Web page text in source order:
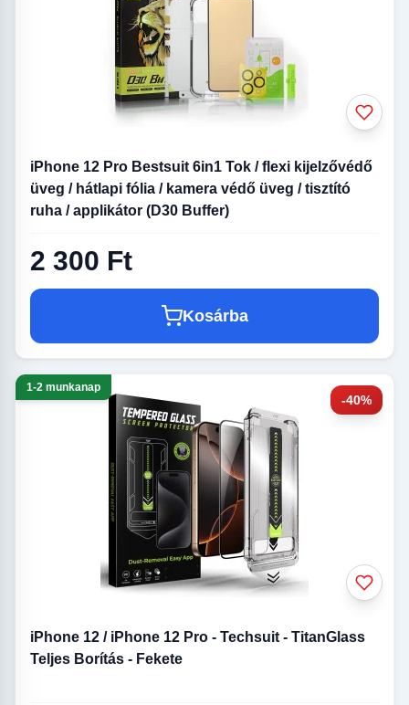
iPhone 12 Pro Bestsuit 6in1 Tok / flexi kijelzővédő
üveg / hátlapi fólia / kamera védő üveg / tisztító
ruha / applikátor (D30 Buffer)
2 300 Ft
Kosárba
-40%
1-2 munkanap
iPhone 12 / iPhone 12 Pro - Techsuit - TitanGlass
Teljes Borítás - Fekete